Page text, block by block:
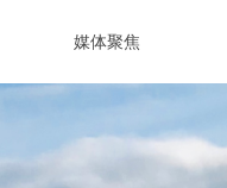
媒体聚焦